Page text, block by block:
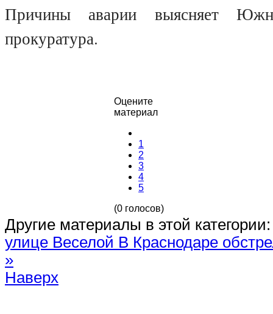
Причины аварии выясняет
прокуратура.
Оцените
материал
1
2
3
4
5
(0 голосов)
Другие материалы в этой категории:
улице Веселой В Краснодаре
»
Наверх